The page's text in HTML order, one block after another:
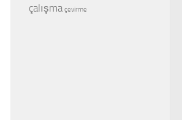
çalışma çevirme